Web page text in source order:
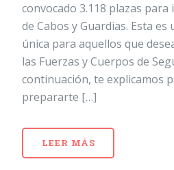
convocado 3.118 plazas para
de Cabos y Guardias. Esta
única para aquellos que
las Fuerzas y Cuerpos de
continuación, te explicamos
prepararte […]
LEER MÁS